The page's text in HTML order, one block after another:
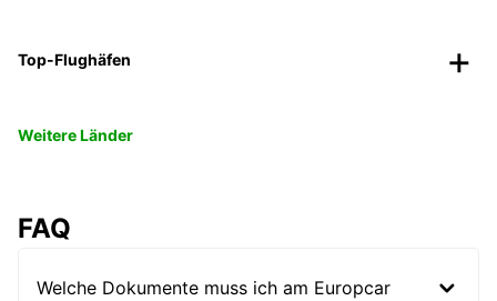
Top-Flughäfen
Weitere Länder
FAQ
Welche Dokumente muss ich am Europcar